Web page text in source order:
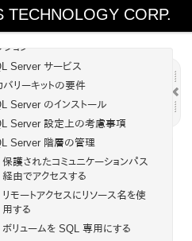
TECHNOLOGY CORP.
Suite/LifeKeeper
SQL Server Recovery Kit イン
ション
Server サービス
バリーキットの要件
Server のインストール
Server 設定上の考慮事項
Server 階層の管理
保護されたコミュニケーションパス
経由でアクセスする
リモートアクセスにリソース名を使
用する
ボリュームを SQL 専用にする